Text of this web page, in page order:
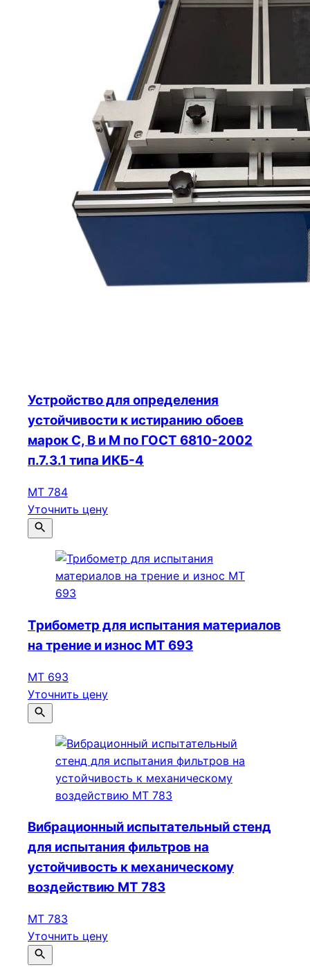
Устройство для определения
устойчивости к истиранию обоев
марок С, В и М по ГОСТ 6810-2002
п.7.3.1 типа ИКБ-4
МТ 784
Уточнить цену
Трибометр для испытания материалов
на трение и износ МТ 693
МТ 693
Уточнить цену
Вибрационный испытательный стенд
для испытания фильтров на
устойчивость к механическому
воздействию МТ 783
МТ 783
Уточнить цену